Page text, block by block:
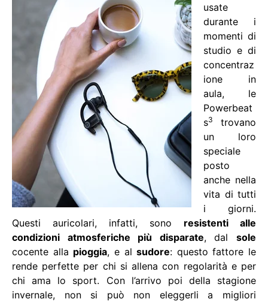
usate
durante i
momenti di
studio e di
concentraz
ione in
aula, le
Powerbeat
s3
trovano
un loro
speciale
posto
anche nella
vita di tutti
i giorni.
Questi auricolari, infatti, sono resistenti alle
condizioni atmosferiche più disparate, dalsole
cocente alla pioggia, e alsudore: questo fattore le
rende perfette per chi si allena con regolarità e per
chi ama lo sport. Con l’arrivo poi della stagione
invernale, non si può non eleggerli a migliori